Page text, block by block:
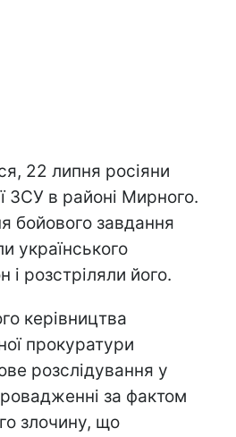
22 липня росіяни
ЗСУ в районі Мирного.
бойового завдання
українського
і розстріляли його.
керівництва
прокуратури
розслідування у
за фактом
злочину, що